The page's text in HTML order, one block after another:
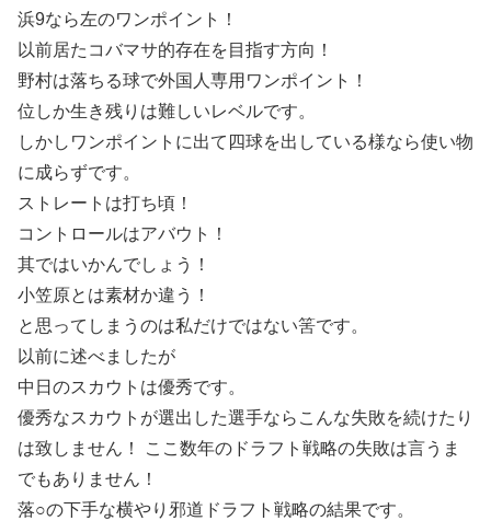
浜9なら左のワンポイント！
以前居たコバマサ的存在を目指す方向！
野村は落ちる球で外国人専用ワンポイント！
位しか生き残りは難しいレベルです。
しかしワンポイントに出て四球を出している様なら使い物
に成らずです。
ストレートは打ち頃！
コントロールはアバウト！
其ではいかんでしょう！
小笠原とは素材か違う！
と思ってしまうのは私だけではない筈です。
以前に述べましたが
中日のスカウトは優秀です。
優秀なスカウトが選出した選手ならこんな失敗を続けたり
は致しません！ ここ数年のドラフト戦略の失敗は言うま
でもありません！
落○の下手な横やり邪道ドラフト戦略の結果です。